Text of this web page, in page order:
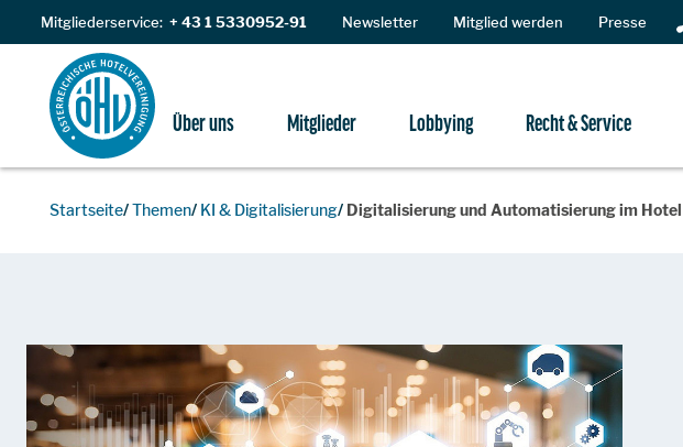
Zum Inhalt
Mitgliederservice: + 43 1 5330952-91 Newsletter Mitglied werden Presse
Über uns Mitglieder Lobbying Recht & Service
Startseite Themen KI & Digitalisierung Digitalisierung und Automatisierung im Hotel